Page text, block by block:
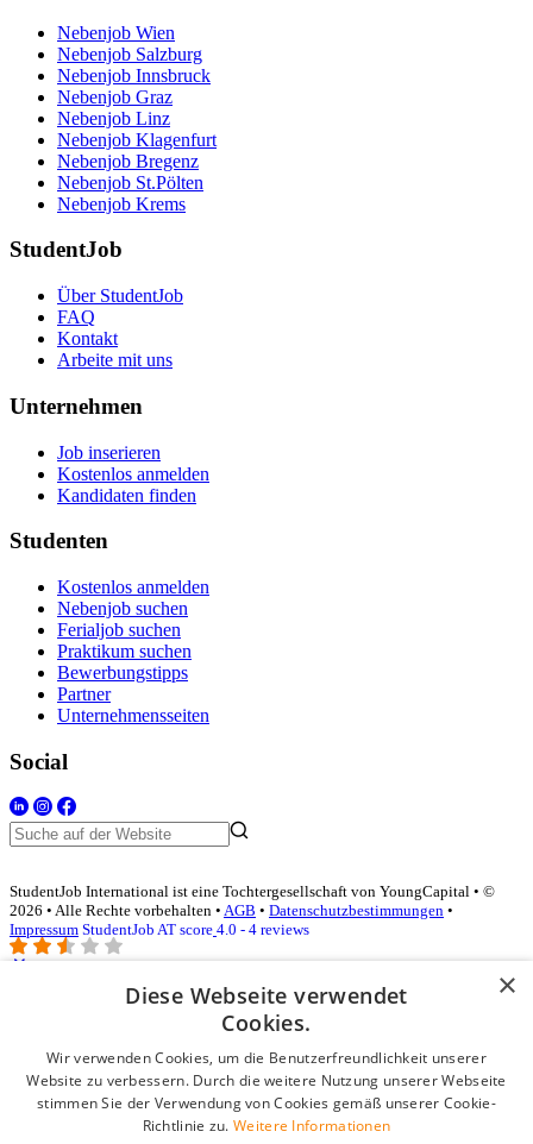
Nebenjob Wien
Nebenjob Salzburg
Nebenjob Innsbruck
Nebenjob Graz
Nebenjob Linz
Nebenjob Klagenfurt
Nebenjob Bregenz
Nebenjob St.Pölten
Nebenjob Krems
StudentJob
Über StudentJob
FAQ
Kontakt
Arbeite mit uns
Unternehmen
Job inserieren
Kostenlos anmelden
Kandidaten finden
Studenten
Kostenlos anmelden
Nebenjob suchen
Ferialjob suchen
Praktikum suchen
Bewerbungstipps
Partner
Unternehmensseiten
Social
StudentJob International ist eine Tochtergesellschaft von YoungCapital • ©
2026 • Alle Rechte vorbehalten • AGB • Datenschutzbestimmungen •
Impressum StudentJob AT score 4.0 - 4 reviews
Login für Unternehmen
E-Mail*
Passwort
×
Diese Webseite verwendet
Cookies.
Wir verwenden Cookies, um die Benutzerfreundlichkeit unserer
Website zu verbessern. Durch die weitere Nutzung unserer Webseite
stimmen Sie der Verwendung von Cookies gemäß unserer Cookie-
Richtlinie zu. Weitere Informationen